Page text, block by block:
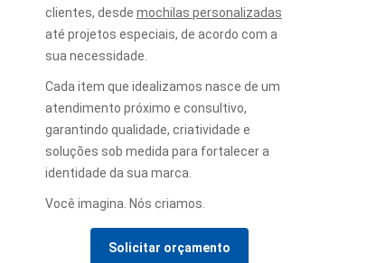
clientes, desde mochilas personalizadas
até projetos especiais, de acordo com a
sua necessidade.
Cada item que idealizamos nasce de um
atendimento próximo e consultivo,
garantindo qualidade, criatividade e
soluções sob medida para fortalecer a
identidade da sua marca.
Você imagina. Nós criamos.
Solicitar orçamento